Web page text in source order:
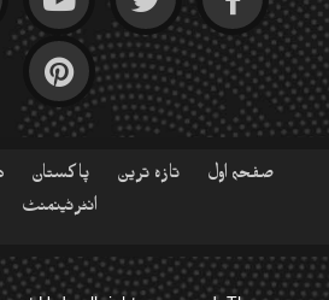
صفحہ اول تازہ ترین پاکستان
انٹرٹینمنٹ